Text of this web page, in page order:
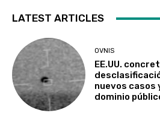
LATEST ARTICLES
OVNIS
EE.UU.
nuevos casos
dominio